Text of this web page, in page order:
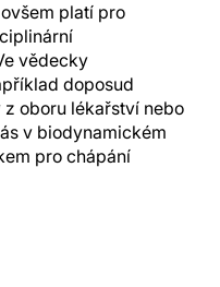
platí pro
vědecky
doposud
oboru lékařství nebo
v biodynamickém
pro chápání